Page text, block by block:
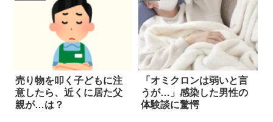
売り物を叩く子どもに注
意したら、近くに居た父
親が…は？
「オミクロンは弱いと言
うが…」感染した男性の
体験談に驚愕